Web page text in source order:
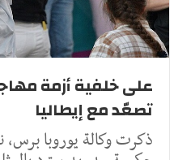
على خلفية أزمة
تصعّد مع إيطاليا
ذكرت وكالة يوروبا برس،